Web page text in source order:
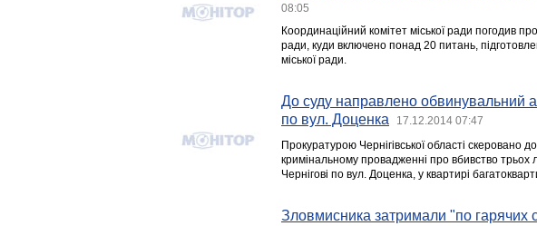
08:05
Координаційний комітет міської ради погодив
ради, куди включено понад 20 питань,
міської ради.
До суду направлено обвинувальний
по вул. Доценка
17.12.2014 07:47
Прокуратурою Чернігівської області скеровано
кримінальному провадженні про вбивство
Чернігові по вул. Доценка, у квартирі
Зловмисника затримали "по гарячих